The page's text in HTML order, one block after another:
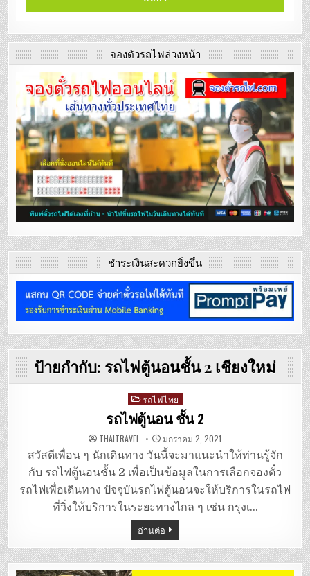
จองตั๋วรถไฟล่วงหน้า
ชำระเงินสะดวกยิ่งขึ้น
ป้ายกำกับ: รถไฟตู้นอนชั้น 2 เชียงใหม่
Posted
in
รถไฟไทย
รถไฟตู้นอน ชั้น 2
THAITRAVEL มกราคม 2, 2021
สวัสดีเพื่อน ๆ นักเดินทาง วันนี้จะมาแนะนำให้ท่านรู้จัก
กับ รถไฟตู้นอนชั้น 2 เพื่อเป็นข้อมูลในการเลือกจองตั๋ว
รถไฟเพื่อเดินทาง ปัจจุบันรถไฟตู้นอนจะให้บริการในรถไฟ
ที่วิ่งให้บริการในระยะทางไกล ๆ เช่น กรุงเ…
อ่านต่อ